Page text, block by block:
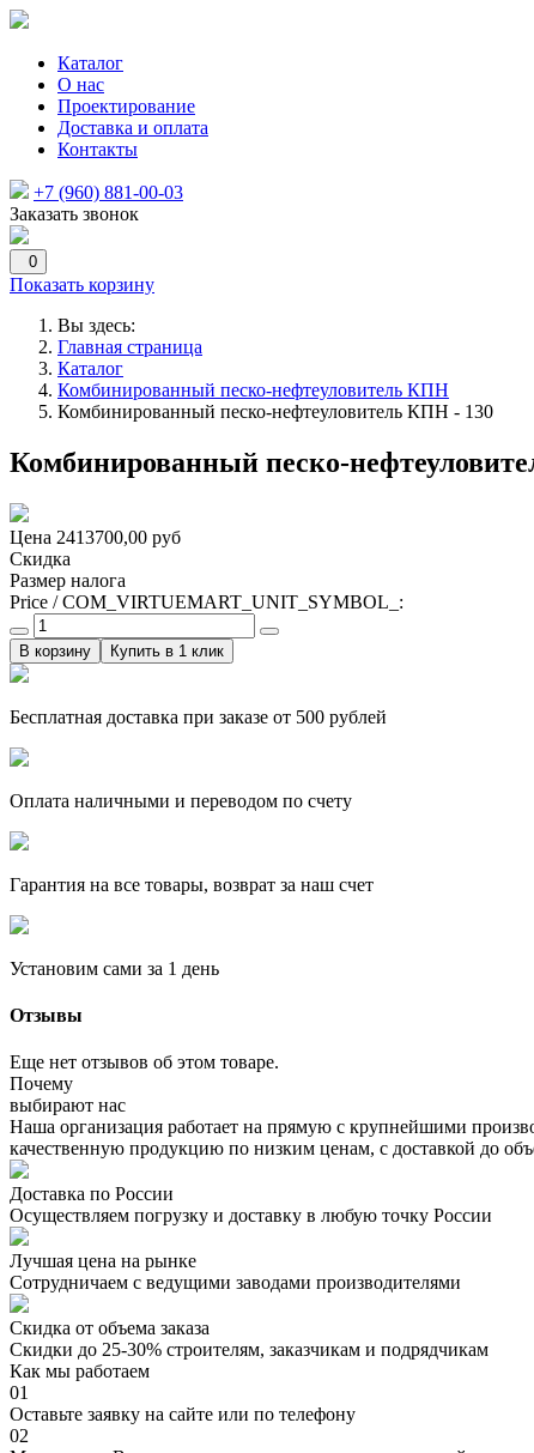
Каталог
О нас
Проектирование
Доставка и оплата
Контакты
+7 (960) 881-00-03
Заказать звонок
0
Показать корзину
Вы здесь:
Главная страница
Каталог
Комбинированный песко-нефтеуловитель КПН
Комбинированный песко-нефтеуловитель КПН - 130
Комбинированный песко-
Цена 2413700,00 руб
Скидка
Размер налога
Price / COM_VIRTUEMART_UNIT_SYMBOL_:
Купить в 1 клик
Бесплатная доставка при заказе от 500 рублей
Оплата наличными и переводом по счету
Гарантия на все товары, возврат за наш счет
Установим сами за 1 день
Отзывы
Еще нет отзывов об этом товаре.
Почему
выбирают нас
Наша организация работает на прямую с крупнейшими
качественную продукцию по низким ценам, с доставкой до
Доставка по России
Осуществляем погрузку и доставку в любую точку России
Лучшая цена на рынке
Сотрудничаем с ведущими заводами производителями
Скидка от объема заказа
Скидки до 25-30% строителям, заказчикам и подрядчикам
Как мы работаем
01
Оставьте заявку на сайте или по телефону
02